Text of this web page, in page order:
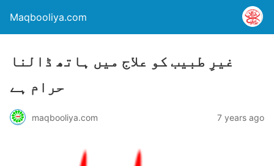
Maqbooliya.com
غیرِ طبیب کو علاج میں ہاتھ ڈالنا
حرام ہے
maqbooliya.com 7 years ago